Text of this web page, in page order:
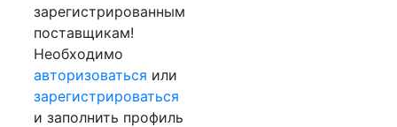
зарегистрированным
поставщикам!
Необходимо
авторизоваться или
зарегистрироваться
и заполнить профиль